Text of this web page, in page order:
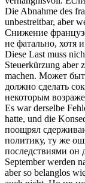
Die Abnahme des
unbestreitbar, aber
Снижение
не фатально, хотя
Diese Last muss
Steuerkürzung aber
machen. Может
должно сделать
некоторым
Es war derselbe
hatte, und die
поощрял
политику, ту же
последствиями
September werden
aber so belanglos